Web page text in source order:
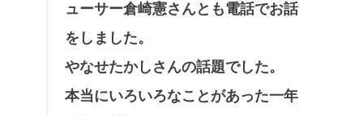
ューサー倉崎憲さんとも電話でお話
をしました。
やなせたかしさんの話題でした。
本当にいろいろなことがあった一年